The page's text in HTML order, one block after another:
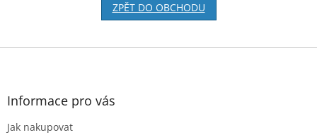
ZPĚT DO OBCHODU
Z
Informace pro vás
Jak nakupovat